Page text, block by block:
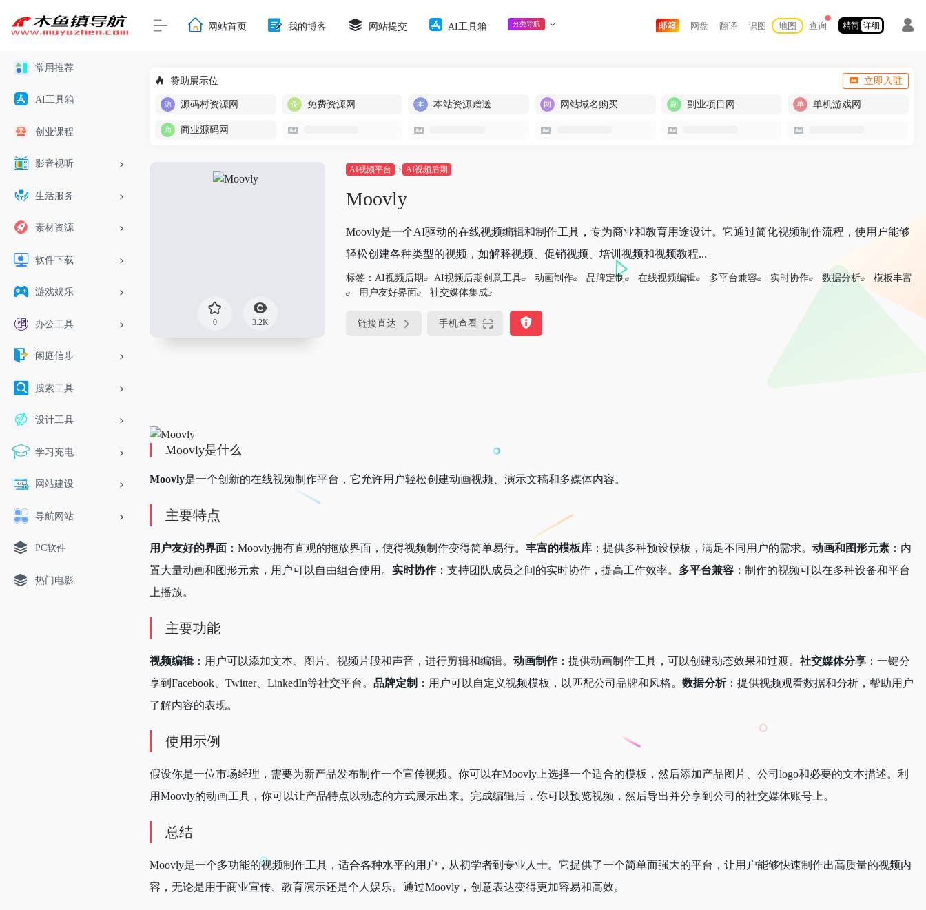
常用推荐
AI工具箱
创业课程
影音视听
生活服务
素材资源
软件下载
游戏娱乐
办公工具
闲庭信步
搜索工具
设计工具
学习充电
网站建设
导航网站
PC软件
热门电影
网站首页 我的博客 网站提交 AI工具箱 分类导航 邮箱 网盘 翻译 识图 地图 查询 精简 详细
赞助展示位 立即入驻
源码村资源网 免费资源网 本站资源赠送 网站域名购买 副业项目网 单机游戏网
商业源码网
0 3.2K
AI视频平台 AI视频后期
Moovly
Moovly是一个AI驱动的在线视频编辑和制作工具，专为商业和教育用途设计。它通过简化视频制作流程，使用户能够
轻松创建各种类型的视频，如解释视频、促销视频、培训视频和视频教程...
标签： AI视频后期 AI视频后期创意工具 动画制作 品牌定制 在线视频编辑 多平台兼容 实时协作 数据分析
模板丰富
用户友好界面
社交媒体集成
链接直达 手机查看
Moovly是什么
Moovly是一个创新的在线视频制作平台，它允许用户轻松创建动画视频、演示文稿和多媒体内容。
主要特点
用户友好的界面 ：Moovly拥有直观的拖放界面，使得视频制作变得简单易行。 丰富的模板库 ：提供多种预设模板，满足不同用户的需求。 动画和图形元素 ：内
置大量动画和图形元素，用户可以自由组合使用。 实时协作：支持团队成员之间的实时协作，提高工作效率。 多平台兼容 ：制作的视频可以在多种设备和平台
上播放。
主要功能
视频编辑：用户可以添加文本、图片、视频片段和声音，进行剪辑和编辑。 动画制作：提供动画制作工具，可以创建动态效果和过渡。 社交媒体分享 ：一键分
享到Facebook、Twitter、LinkedIn等社交平台。 品牌定制 ：用户可以自定义视频模板，以匹配公司品牌和风格。 数据分析：提供视频观看数据和分析，帮助用户
了解内容的表现。
使用示例
假设你是一位市场经理，需要为新产品发布制作一个宣传视频。你可以在Moovly上选择一个适合的模板，然后添加产品图片、公司logo和必要的文本描述。利
用Moovly的动画工具，你可以让产品特点以动态的方式展示出来。完成编辑后，你可以预览视频，然后导出并分享到公司的社交媒体账号上。
总结
Moovly是一个多功能的视频制作工具，适合各种水平的用户，从初学者到专业人士。它提供了一个简单而强大的平台，让用户能够快速制作出高质量的视频内
容，无论是用于商业宣传、教育演示还是个人娱乐。通过Moovly，创意表达变得更加容易和高效。